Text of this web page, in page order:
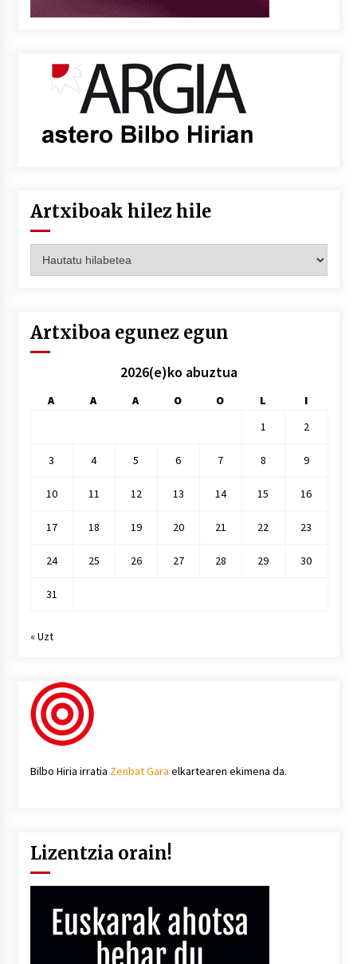
Artxiboak hilez hile
hilez
Artxiboa egunez egun
2026(e)ko abuztua
A A A O O L
I
1
2
3 4 5 6 7 8 9
10 11 12 13 14 15 16
17 18 19 20 21 22 23
24 25 26 27 28 29 30
31
« Uzt
Bilbo Hiria irratia Zenbat Gara elkartearen ekimena da.
Lizentzia orain!